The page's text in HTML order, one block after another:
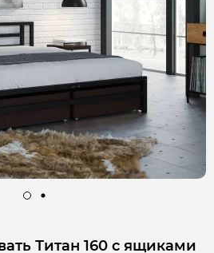
Титан 160 с ящиками